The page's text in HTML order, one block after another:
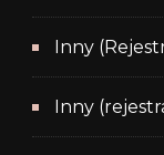
Inny
Inny